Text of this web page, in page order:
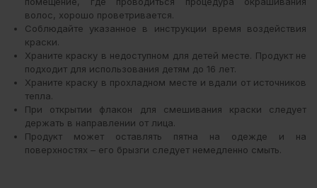
волос, хорошо проветривается.
Соблюдайте указанное в инструкции время воздействия
краски.
Храните краску в недоступном для детей месте. Продукт не
подходит для использования детям до 16 лет.
Храните краску в прохладном месте и вдали от источников
тепла.
При открытии флакон для смешивания краски следует
держать в направлении от лица.
Продукт может оставлять пятна на одежде и на
поверхностях – его брызги следует немедленно смыть.